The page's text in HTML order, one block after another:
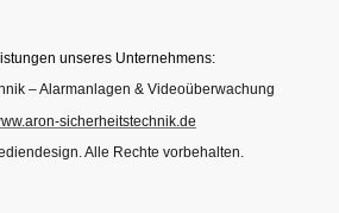
unseres Unternehmens:
– Alarmanlagen & Videoüberwachung
sicherheitstechnik.de
Alle Rechte vorbehalten.